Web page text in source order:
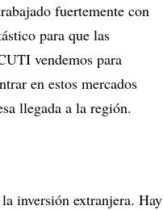
fuertemente con
para que las
vendemos para
en estos mercados
llegada a la región.
inversión extranjera. Hay